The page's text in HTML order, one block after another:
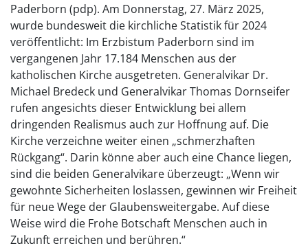
Paderborn (pdp). Am Donnerstag, 27. März 2025,
wurde bundesweit die kirchliche Statistik für 2024
veröffentlicht: Im Erzbistum Paderborn sind im
vergangenen Jahr 17.184 Menschen aus der
katholischen Kirche ausgetreten. Generalvikar Dr.
Michael Bredeck und Generalvikar Thomas Dornseifer
rufen angesichts dieser Entwicklung bei allem
dringenden Realismus auch zur Hoffnung auf. Die
Kirche verzeichne weiter einen „schmerzhaften
Rückgang“. Darin könne aber auch eine Chance liegen,
sind die beiden Generalvikare überzeugt: „Wenn wir
gewohnte Sicherheiten loslassen, gewinnen wir Freiheit
für neue Wege der Glaubensweitergabe. Auf diese
Weise wird die Frohe Botschaft Menschen auch in
Zukunft erreichen und berühren.“